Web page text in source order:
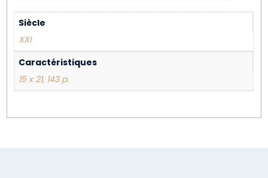
Siècle
XXI
Caractéristiques
15 x 21, 143 p.